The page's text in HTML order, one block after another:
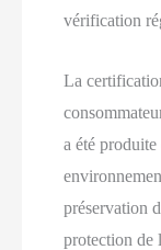
vérification
La
a été
préservation
protection de